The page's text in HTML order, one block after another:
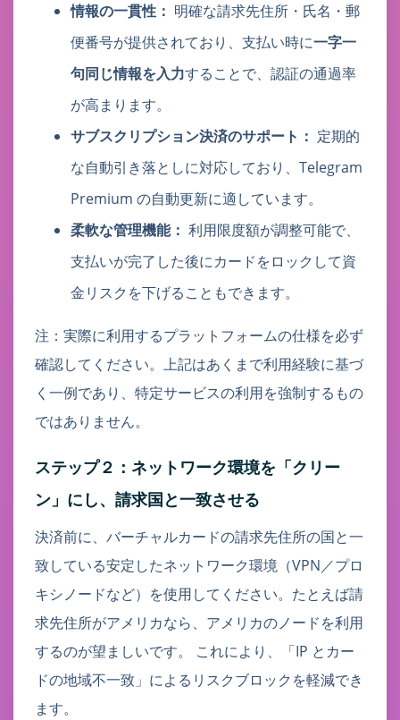
情報の一貫性： 明確な請求先住所・氏名・郵
便番号が提供されており、支払い時に一字一
句同じ情報を入力することで、認証の通過率
が高まります。
サブスクリプション決済のサポート： 定期的
な自動引き落としに対応しており、Telegram
Premium の自動更新に適しています。
柔軟な管理機能： 利用限度額が調整可能で、
支払いが完了した後にカードをロックして資
金リスクを下げることもできます。
注：実際に利用するプラットフォームの仕様を必ず
確認してください。上記はあくまで利用経験に基づ
く一例であり、特定サービスの利用を強制するもの
ではありません。
ステップ２：ネットワーク環境を「クリー
ン」にし、請求国と一致させる
決済前に、バーチャルカードの請求先住所の国と一
致している安定したネットワーク環境（VPN／プロ
キシノードなど）を使用してください。たとえば請
求先住所がアメリカなら、アメリカのノードを利用
するのが望ましいです。 これにより、「IP とカー
ドの地域不一致」によるリスクブロックを軽減でき
ます。